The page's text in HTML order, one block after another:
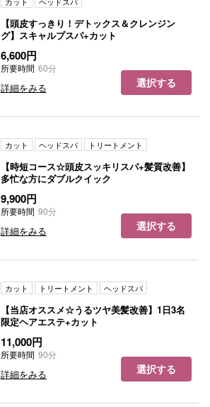
【頭皮すっきり！デトックス＆クレンジン
グ】スキャルプスパ+カット
6,600円
所要時間 60分
詳細をみる 選択する
カット ヘッドスパ トリートメント
【時短コース☆頭皮スッキリスパ+髪質改善】
多忙な方にダブルクイック
9,900円
所要時間 90分
詳細をみる 選択する
カット トリートメント ヘッドスパ
【当店オススメ☆うるツヤ美髪改善】1日3名
限定ヘアエステ+カット
11,000円
所要時間 90分
詳細をみる 選択する